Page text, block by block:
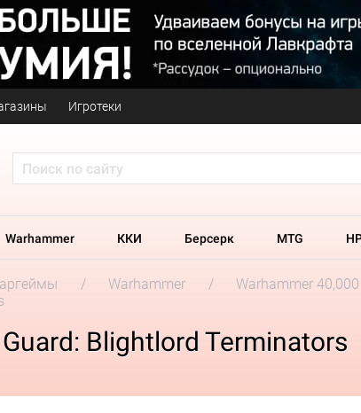
Игротеки
Warhammer ККИ Берсерк MTG
Warhammer Warhammer 40,000
Blightlord Terminators